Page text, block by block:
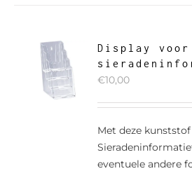
Display voor
€10,00
Met deze
eventuele andere